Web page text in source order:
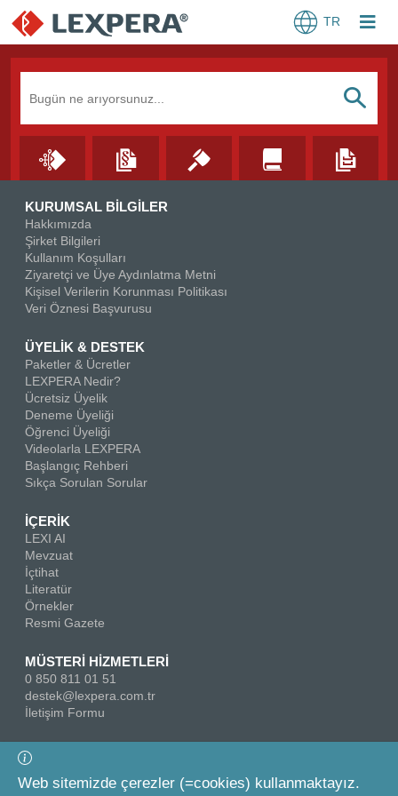
TR
S
KURUMSAL BİLGİLER
Hakkımızda
Şirket Bilgileri
Kullanım Koşulları
Ziyaretçi ve Üye Aydınlatma Metni
Kişisel Verilerin Korunması Politikası
Veri Öznesi Başvurusu
ÜYELİK & DESTEK
Paketler & Ücretler
LEXPERA Nedir?
Ücretsiz Üyelik
Deneme Üyeliği
Öğrenci Üyeliği
Videolarla LEXPERA
Başlangıç Rehberi
Sıkça Sorulan Sorular
İÇERİK
LEXI AI
Mevzuat
İçtihat
Literatür
Örnekler
Resmi Gazete
MÜSTERİ HİZMETLERİ
0 850 811 01 51
destek@lexpera.com.tr
İletişim Formu
Bizi Takip Edin
Web sitemizde çerezler (=cookies) kullanmaktayız.